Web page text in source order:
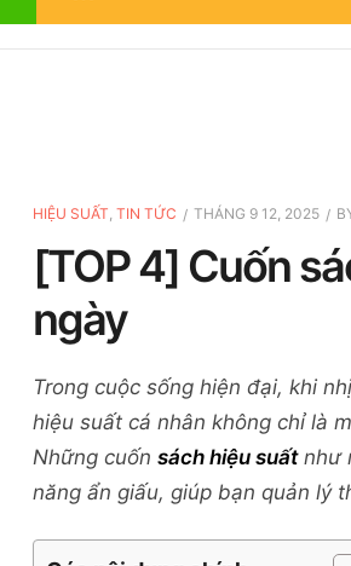
HIỆU SUẤT, TIN TỨC THÁNG 9 12, 2025
[TOP 4] Cuốn
ngày
Trong cuộc sống hiện đại, khi
hiệu suất cá nhân không chỉ là
Những cuốn sách hiệu suấtnhư
năng ẩn giấu, giúp bạn quản lý